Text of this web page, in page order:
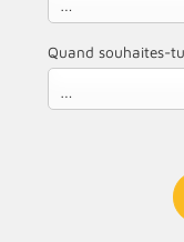
Quand souhaites-